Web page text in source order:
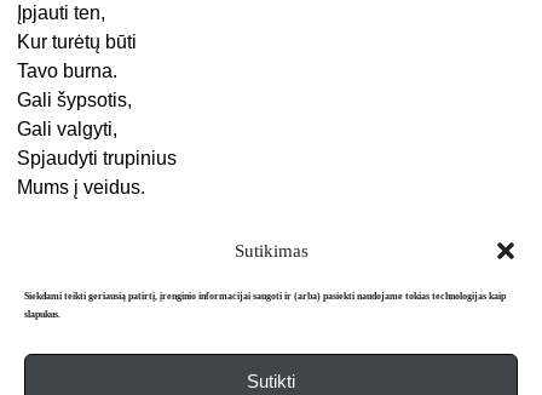
Sutikimas
Siekdami teikti geriausią patirtį, įrenginio informacijai saugoti ir (arba) pasiekti naudojame tokias technologijas kaip
slapukus.
Sutikti
Įpjauti ten,
Kur turėtų būti
Tavo burna.
Gali šypsotis,
Gali valgyti,
Spjaudyti trupinius
Mums į veidus.